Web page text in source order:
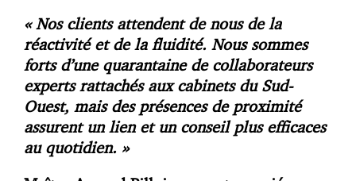
« Nos clients attendent de nous de la
réactivité et de la fluidité. Nous sommes
forts d’une quarantaine de collaborateurs
experts rattachés aux cabinets du Sud-
Ouest, mais des présences de proximité
assurent un lien et un conseil plus efficaces
au quotidien. »